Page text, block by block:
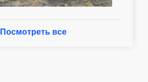
Посмотреть все